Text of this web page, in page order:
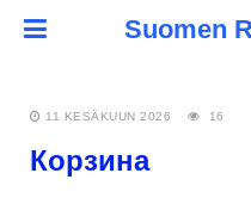
Suomen
11 KESÄKUUN 2026 16
Корзина